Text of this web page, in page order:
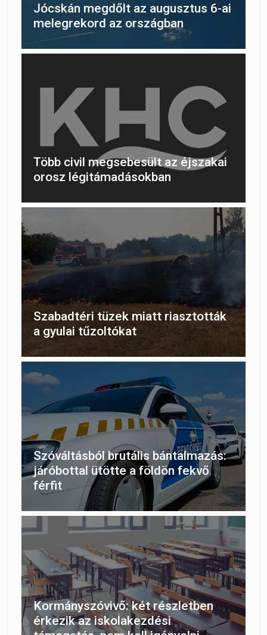
Jócskán megdőlt az augusztus 6-ai
melegrekord az országban
Több civil megsebesült az éjszakai
orosz légitámadásokban
Szabadtéri tüzek miatt riasztották
a gyulai tűzoltókat
Szóváltásból brutális bántalmazás:
járóbottal ütötte a földön fekvő
férfit
Kormányszóvivő: két részletben
érkezik az iskolakezdési